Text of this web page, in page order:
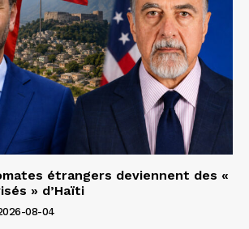
étrangers deviennent des «
» d’Haïti
08-04